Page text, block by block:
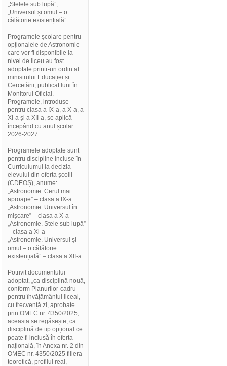
„Stelele sub lupă”,
„Universul și omul – o
călătorie existențială”
Programele școlare pentru
opționalele de Astronomie
care vor fi disponibile la
nivel de liceu au fost
adoptate printr-un ordin al
ministrului Educației și
Cercetării, publicat luni în
Monitorul Oficial.
Programele, introduse
pentru clasa a IX-a, a X-a, a
XI-a și a XII-a, se aplică
începând cu anul școlar
2026-2027.
Programele adoptate sunt
pentru discipline incluse în
Curriculumul la decizia
elevului din oferta școlii
(CDEOȘ), anume:
„Astronomie. Cerul mai
aproape” – clasa a IX-a
„Astronomie. Universul în
mișcare” – clasa a X-a
„Astronomie. Stele sub lupă”
– clasa a Xi-a
„Astronomie. Universul și
omul – o călătorie
existențială” – clasa a XII-a
Potrivit documentului
adoptat, „ca disciplină nouă,
conform Planurilor-cadru
pentru învățământul liceal,
cu frecvență zi, aprobate
prin OMEC nr. 4350/2025,
aceasta se regăsește, ca
disciplină de tip opțional ce
poate fi inclusă în oferta
națională, în Anexa nr. 2 din
OMEC nr. 4350/2025 filiera
teoretică, profilul real,